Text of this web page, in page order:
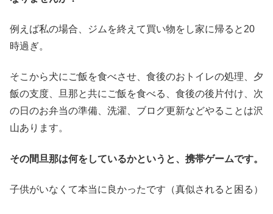
例えば私の場合、ジムを終えて買い物をし家に帰ると20
時過ぎ。
そこから犬にご飯を食べさせ、食後のおトイレの処理、夕
飯の支度、旦那と共にご飯を食べる、食後の後片付け、次
の日のお弁当の準備、洗濯、ブログ更新などやることは沢
山あります。
その間旦那は何をしているかというと、携帯ゲームです。
子供がいなくて本当に良かったです（真似されると困る）